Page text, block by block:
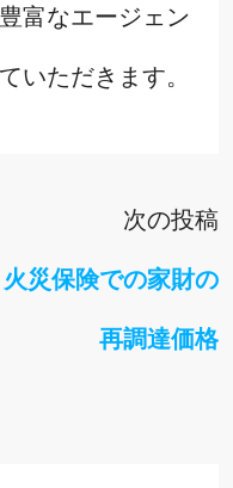
富なエージェン
いただきます。
次の投稿
火災保険での家財の
再調達価格